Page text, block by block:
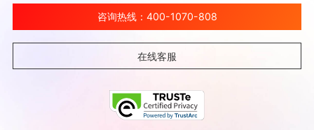
咨询热线：400-1070-808
在线客服